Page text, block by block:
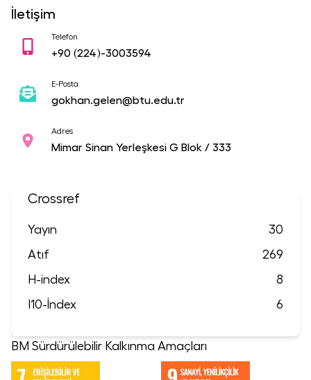
İletişim
Telefon
+90 (224)-3003594
E-Posta
gokhan.gelen@btu.edu.tr
Adres
Mimar Sinan Yerleşkesi G Blok / 333
Crossref
Yayın
30
Atıf
269
H-index
8
I10-İndex
6
BM Sürdürülebilir Kalkınma Amaçları